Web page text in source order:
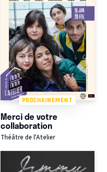
PROCHAINEMENT
Merci de votre
collaboration
Théâtre de l'Atelier